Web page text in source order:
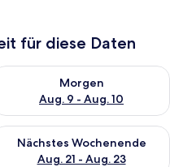
für diese Daten
Nacht, Aug. 8 - Aug. 9.
Morgen
Aug. 9 - Aug. 10
die Verfügbarkeit
Wochenende, Aug. 14
Nächstes Wochenende
Aug. 21 - Aug. 23
die Verfügbarkeit